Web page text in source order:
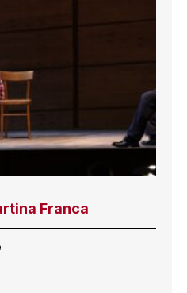
Franca